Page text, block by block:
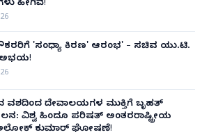
ಹೀಗಿವೆ!
'ಸಂಧ್ಯಾ ಕಿರಣ' ಆರಂಭ' – ಸಚಿವ ಯು.ಟಿ.
ಅಭಯ!
ವಶದಿಂದ ದೇವಾಲಯಗಳ ಮುಕ್ತಿಗೆ ಬೃಹತ್
ವಿಶ್ವ ಹಿಂದೂ ಪರಿಷತ್ ಅಂತರರಾಷ್ಟ್ರೀಯ
ಅಲೋಕ್ ಕುಮಾರ್ ಘೋಷಣೆ!